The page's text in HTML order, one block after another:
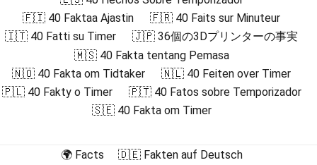
🇫🇮 40 Faktaa Ajastin
🇫🇷 40 Faits sur Minuteur
🇮🇹 40 Fatti su Timer
🇯🇵 36個の3Dプリンターの事実
🇲🇸 40 Fakta tentang Pemasa
🇳🇴 40 Fakta om Tidtaker
🇳🇱 40 Feiten over Timer
🇵🇱 40 Fakty o Timer
🇵🇹 40 Fatos sobre Temporizador
🇸🇪 40 Fakta om Timer
🌍 Facts
🇩🇪 Fakten auf Deutsch